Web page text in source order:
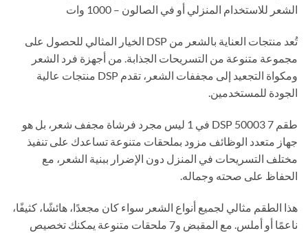
الشعر للاستخدام المنزلي أو في الصالون – 1000 وات
تُعد منتجات العناية بالشعر من DSP الخيار المثالي للحصول على
مجموعة متنوعة من التسريحات الجذابة. من أجهزة فرد الشعر
ومكواة التجعيد إلى مجففات الشعر، تقدم DSP منتجات عالية
الجودة للمستخدمين.
طقم DSP 50003 7 في 1 ليس مجرد فرشاة مجفف شعر، بل هو
جهاز متعدد الوظائف مزود بملحقات متنوعة تساعدك على تنفيذ
مختلف التسريحات في المنزل دون الإضرار ببنية الشعر، مع
الحفاظ على صحته وجماله.
هذا الطقم مثالي لجميع أنواع الشعر سواء كان مجعدًا، هائشًا، كثيفًا،
ناعمًا أو أملس. مع المقبض و7 ملحقات متنوعة يمكنك تخصيص